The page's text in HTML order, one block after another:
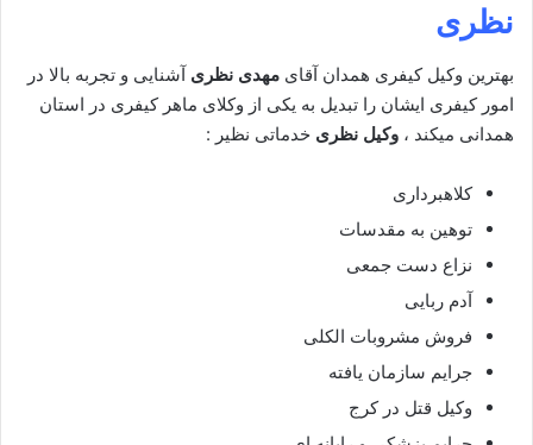
نظری
بهترین وکیل کیفری همدان آقای مهدی نظری آشنایی و تجربه بالا در
امور کیفری ایشان را تبدیل به یکی از وکلای ماهر کیفری در استان
همدانی میکند ، وکیل نظری خدماتی نظیر :
کلاهبرداری
توهین به مقدسات
نزاع دست جمعی
آدم ربایی
فروش مشروبات الکلی
جرایم سازمان یافته
وکیل قتل در کرج